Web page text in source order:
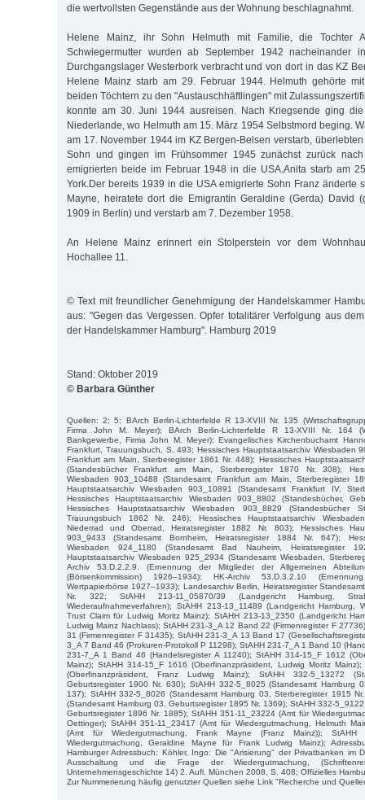
die wertvollsten Gegenstände aus der Wohnung beschlagnahmt.
Helene Mainz, ihr Sohn Helmuth mit Familie, die Tochter
Schwiegermutter wurden ab September 1942 nacheinander
Durchgangslager Westerbork verbracht und von dort in das KZ
Helene Mainz starb am 29. Februar 1944. Helmuth gehörte
beiden Töchtern zu den "Austauschhäftlingen" mit
konnte am 30. Juni 1944 ausreisen. Nach Kriegsende ging
Niederlande, wo Helmuth am 15. März 1954 Selbstmord beging.
am 17. November 1944 im KZ Bergen-Belsen verstarb,
Sohn und gingen im Frühsommer 1945 zunächst zurück
emigrierten beide im Februar 1948 in die USA.Anita starb am
York.Der bereits 1939 in die USA emigrierte Sohn Franz änderte
Mayne, heiratete dort die Emigrantin Geraldine (Gerda) David
1909 in Berlin) und verstarb am 7. Dezember 1958.
An Helene Mainz erinnert ein Stolperstein vor dem
Hochallee 11.
© Text mit freundlicher Genehmigung der Handelskammer
aus: "Gegen das Vergessen. Opfer totalitärer Verfolgung aus
der Handelskammer Hamburg". Hamburg 2019
Stand: Oktober 2019
© Barbara Günther
Quellen: 2; 5; BArch Berlin-Lichterfelde R 13-XVIII Nr. 135
Firma John M. Meyer); BArch Berlin-Lichterfelde R 13-XVIII Nr. 164
Bankgewerbe, Firma John M. Meyer); Evangelisches Kirchenbuchamt
Frankfurt, Trauungsbuch, S. 493; Hessisches Hauptstaatsarchiv Wiesbaden
Frankfurt am Main, Sterberegister 1861 Nr. 448); Hessisches
(Standesbücher Frankfurt am Main, Sterberegister 1870 Nr. 308);
Wiesbaden 903_10488 (Standesamt Frankfurt am Main, Sterberegister
Hauptstaatsarchiv Wiesbaden 903_10891 (Standesamt Frankfurt IV,
Hessisches Hauptstaatsarchiv Wiesbaden 903_8802 (Standesbücher,
Hessisches Hauptstaatsarchiv Wiesbaden 903_8829 (Standesbücher
Trauungsbuch 1862 Nr. 246); Hessisches Hauptstaatsarchiv
Niederrad und Oberrad, Heiratsregister 1882 Nr. 803); Hessisches
903_9433 (Standesamt Bornheim, Heiratsregister 1884 Nr. 647);
Wiesbaden 924_1180 (Standesamt Bad Nauheim, Heiratsregister
Hauptstaatsarchiv Wiesbaden 925_2934 (Standesamt Wiesbaden,
Archiv 53.D.2.2.9. (Ernennung der Mitglieder der Allgemeinen
(Börsenkommission) 1926–1934); HK-Archiv 53.D.3.2.10
Wertpapierbörse 1927–1933); Landesarchiv Berlin, Heiratsregister
Nr. 322; StAHH 213-11_05870/39 (Landgericht Hamburg,
Wiederaufnahmeverfahren); StAHH 213-13_11489 (Landgericht Hamburg,
Trust Claim für Ludwig Moritz Mainz); StAHH 213-13_2350 (Landgericht
Ludwig Mainz Nachlass); StAHH 231-3_A 12 Band 22 (Firmenregister F
31 (Firmenregister F 31435); StAHH 231-3_A 13 Band 17
3_A 7 Band 46 (Prokuren-Protokoll P 11298); StAHH 231-7_A 1 Band 10
231-7_A 1 Band 46 (Handelsregister A 11240); StAHH 314-15_F 1612
Mainz); StAHH 314-15_F 1616 (Oberfinanzpräsident, Ludwig Moritz
(Oberfinanzpräsident, Franz Ludwig Mainz); StAHH 332-5_13272
Geburtsregister 1900 Nr. 630); StAHH 332-5_8025 (Standesamt Hamburg
137); StAHH 332-5_8026 (Standesamt Hamburg 03, Sterberegister 1915
(Standesamt Hamburg 03, Geburtsregister 1895 Nr. 1369); StAHH 332-
Geburtsregister 1896 Nr. 1885); StAHH 351-11_23224 (Amt für
Oettinger); StAHH 351-11_23417 (Amt für Wiedergutmachung, Helmuth
(Amt für Wiedergutmachung, Frank Mayne (Franz Mainz)); StAHH
Wiedergutmachung, Geraldine Mayne für Frank Ludwig Mainz);
Hamburger Adressbuch; Köhler, Ingo: Die "Arisierung" der Privatbanken im
Ausschaltung und die Frage der Wiedergutmachung,
Unternehmensgeschichte 14) 2. Aufl. München 2008, S. 408; Offizielles
Zur Nummerierung häufig genutzter Quellen siehe Link "Recherche und